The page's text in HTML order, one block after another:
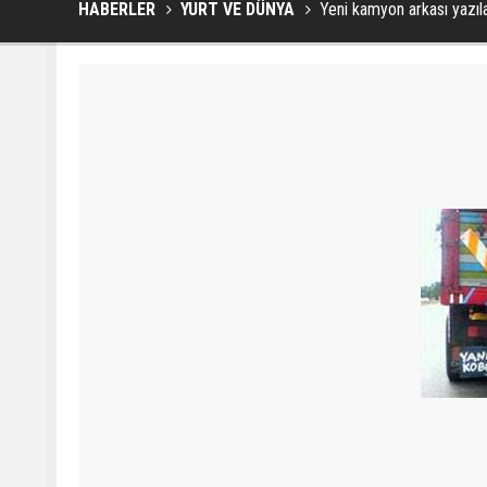
HABERLER YURT VE DÜNYA Yeni kamyon arkası